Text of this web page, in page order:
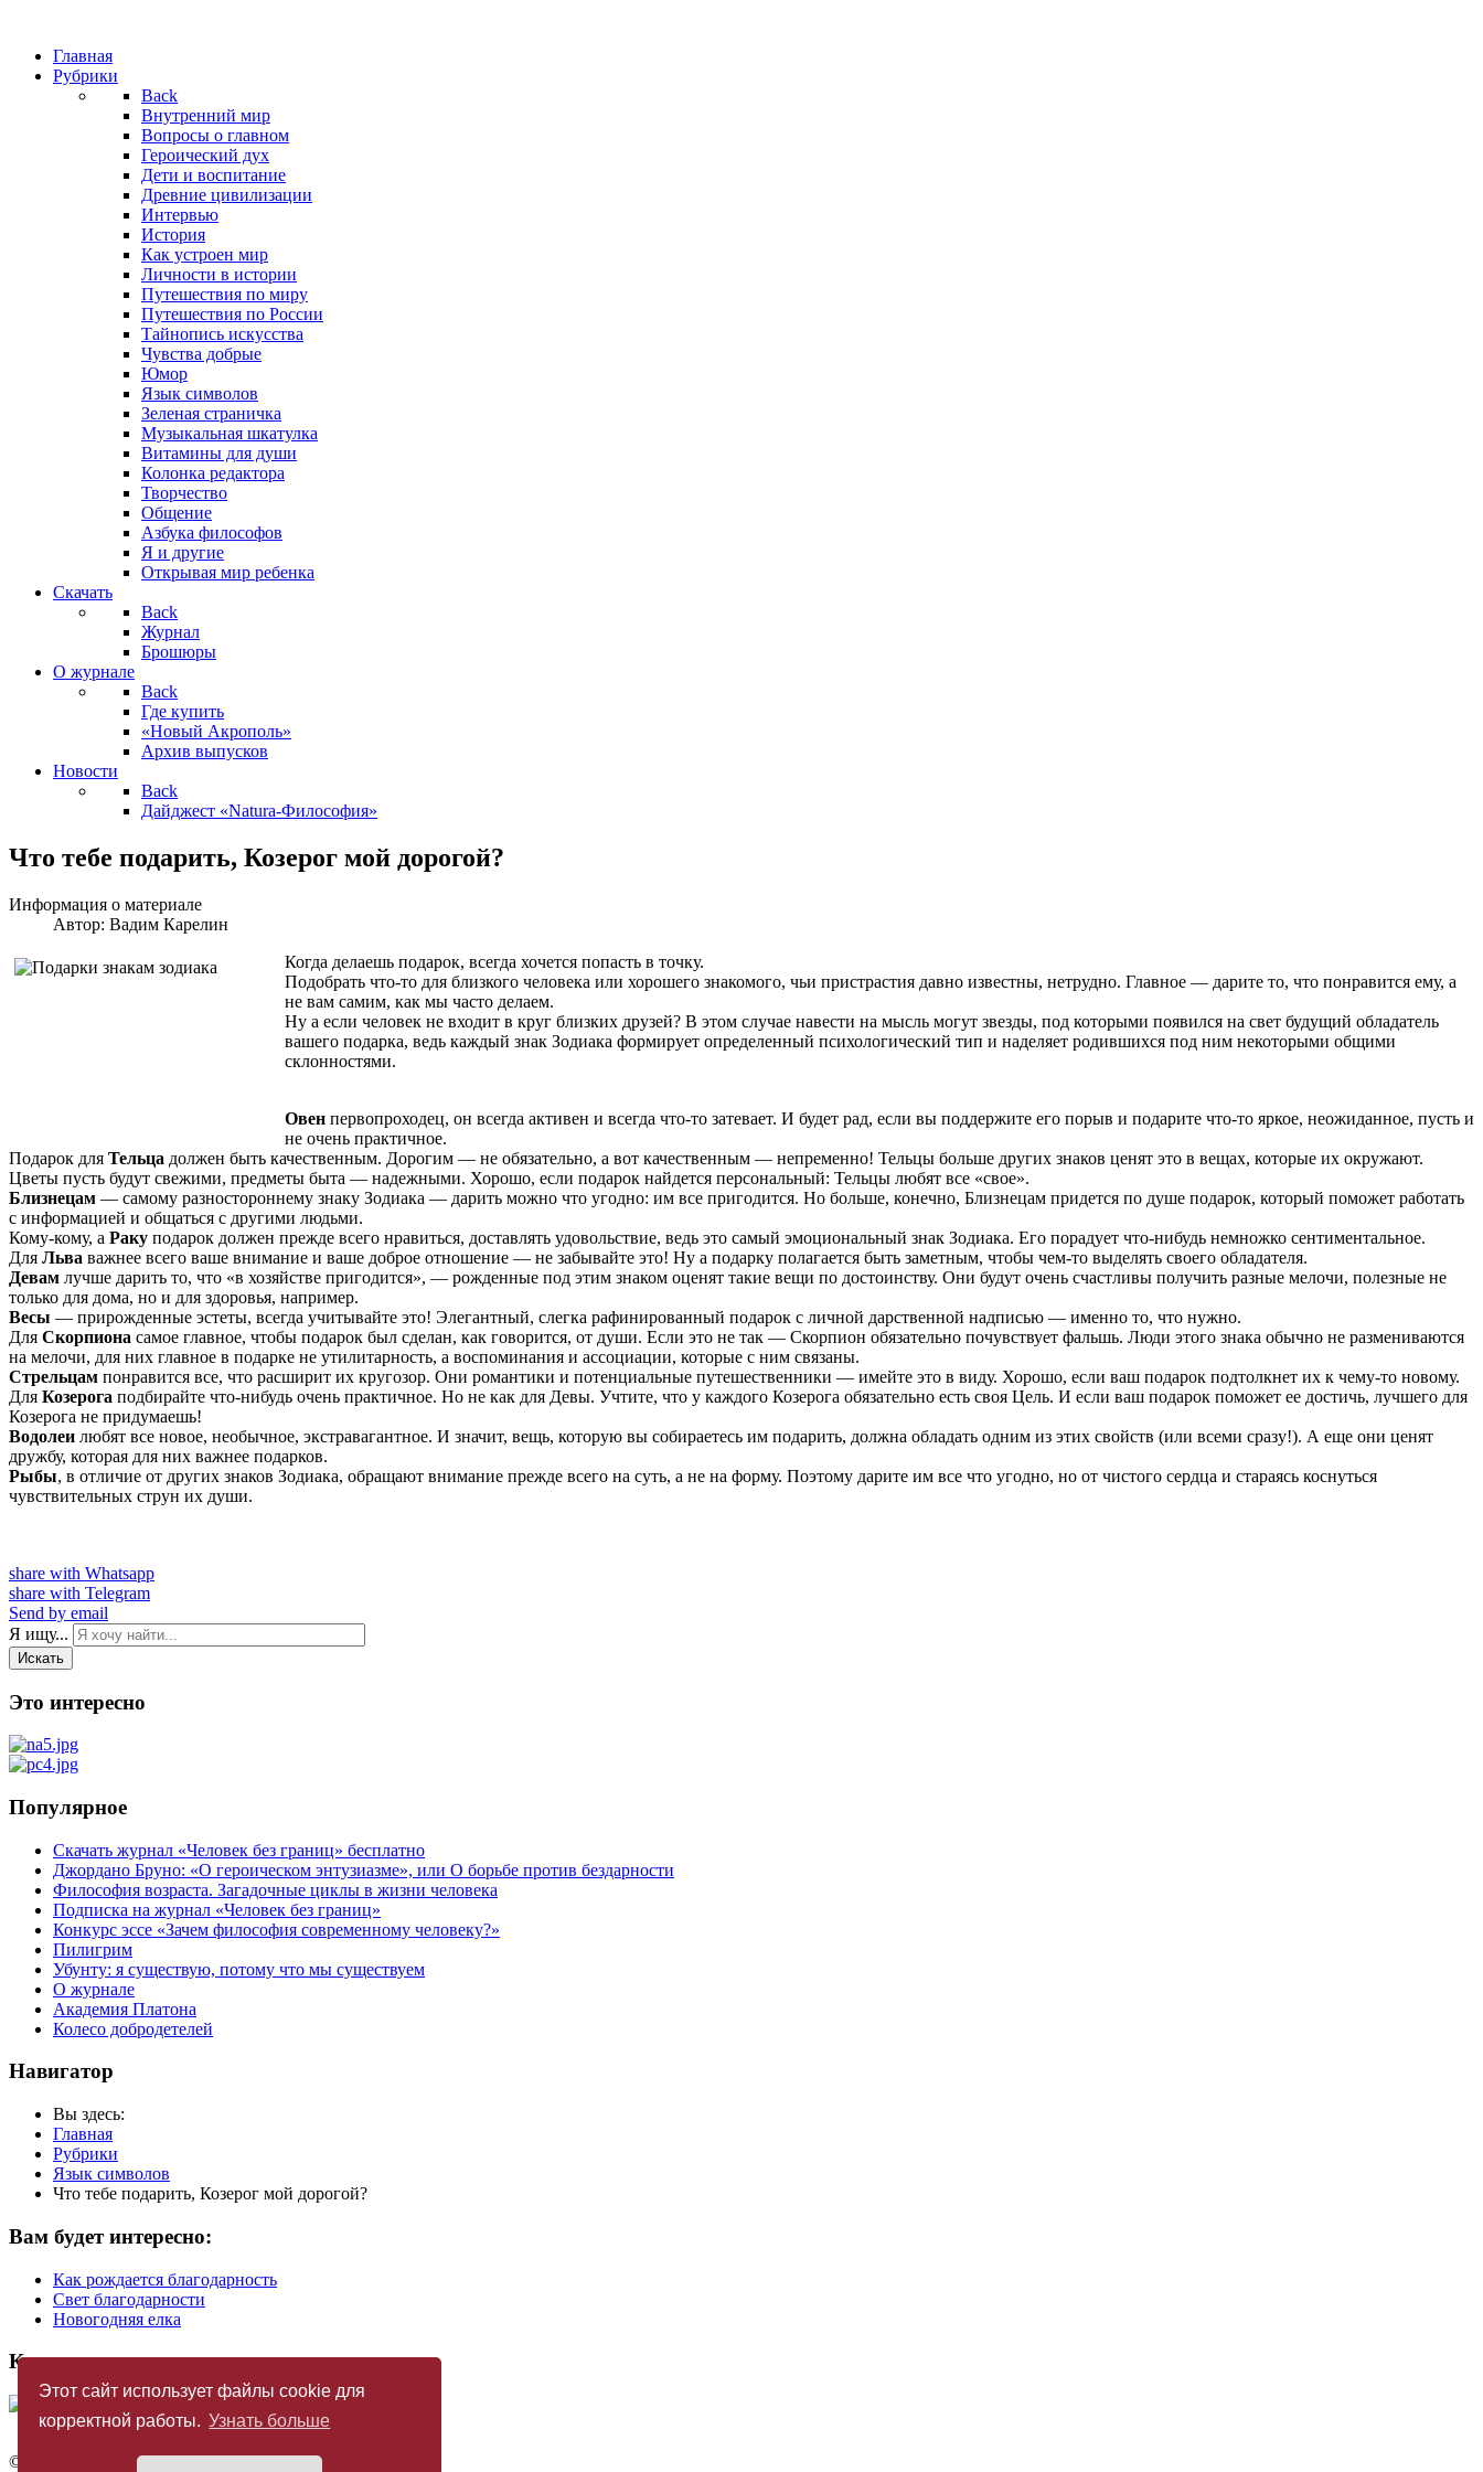
Этот сайт использует файлы cookie для
корректной работы. Узнать больше
Главная
Рубрики
Back
Внутренний мир
Вопросы о главном
Героический дух
Дети и воспитание
Древние цивилизации
Интервью
История
Как устроен мир
Личности в истории
Путешествия по миру
Путешествия по России
Тайнопись искусства
Чувства добрые
Юмор
Язык символов
Зеленая страничка
Музыкальная шкатулка
Витамины для души
Колонка редактора
Творчество
Общение
Азбука философов
Я и другие
Открывая мир ребенка
Скачать
Back
Журнал
Брошюры
О журнале
Back
Где купить
«Новый Акрополь»
Архив выпусков
Новости
Back
Дайджест «Natura-Философия»
Что тебе подарить, Козерог мой дорогой?
Информация о материале
Автор: Вадим Карелин
Когда делаешь подарок, всегда хочется попасть в точку.
Подобрать что-то для близкого человека или хорошего знакомого, чьи пристрастия давно известны, нетрудно. Главное — дарите то, что понравится ему, а
не вам самим, как мы часто делаем.
Ну а если человек не входит в круг близких друзей? В этом случае навести на мысль могут звезды, под которыми появился на свет будущий обладатель
вашего подарка, ведь каждый знак Зодиака формирует определенный психологический тип и наделяет родившихся под ним некоторыми общими
склонностями.
Овен первопроходец, он всегда активен и всегда что-то затевает. И будет рад, если вы поддержите его порыв и подарите что-то яркое, неожиданное, пусть и
не очень практичное.
Подарок для Тельца должен быть качественным. Дорогим — не обязательно, а вот качественным — непременно! Тельцы больше других знаков ценят это в вещах, которые их окружают.
Цветы пусть будут свежими, предметы быта — надежными. Хорошо, если подарок найдется персональный: Тельцы любят все «свое».
Близнецам — самому разностороннему знаку Зодиака — дарить можно что угодно: им все пригодится. Но больше, конечно, Близнецам придется по душе подарок, который поможет работать
с информацией и общаться с другими людьми.
Кому-кому, а Раку подарок должен прежде всего нравиться, доставлять удовольствие, ведь это самый эмоциональный знак Зодиака. Его порадует что-нибудь немножко сентиментальное.
Для Льва важнее всего ваше внимание и ваше доброе отношение — не забывайте это! Ну а подарку полагается быть заметным, чтобы чем-то выделять своего обладателя.
Девам лучше дарить то, что «в хозяйстве пригодится», — рожденные под этим знаком оценят такие вещи по достоинству. Они будут очень счастливы получить разные мелочи, полезные не
только для дома, но и для здоровья, например.
Весы — прирожденные эстеты, всегда учитывайте это! Элегантный, слегка рафинированный подарок с личной дарственной надписью — именно то, что нужно.
Для Скорпиона самое главное, чтобы подарок был сделан, как говорится, от души. Если это не так — Скорпион обязательно почувствует фальшь. Люди этого знака обычно не размениваются
на мелочи, для них главное в подарке не утилитарность, а воспоминания и ассоциации, которые с ним связаны.
Стрельцам понравится все, что расширит их кругозор. Они романтики и потенциальные путешественники — имейте это в виду. Хорошо, если ваш подарок подтолкнет их к чему-то новому.
Для Козерога подбирайте что-нибудь очень практичное. Но не как для Девы. Учтите, что у каждого Козерога обязательно есть своя Цель. И если ваш подарок поможет ее достичь, лучшего для
Козерога не придумаешь!
Водолеи любят все новое, необычное, экстравагантное. И значит, вещь, которую вы собираетесь им подарить, должна обладать одним из этих свойств (или всеми сразу!). А еще они ценят
дружбу, которая для них важнее подарков.
Рыбы, в отличие от других знаков Зодиака, обращают внимание прежде всего на суть, а не на форму. Поэтому дарите им все что угодно, но от чистого сердца и стараясь коснуться
чувствительных струн их души.
share with Whatsapp
share with Telegram
Send by email
Я ищу...
Искать
Это интересно
Популярное
Скачать журнал «Человек без границ» бесплатно
Джордано Бруно: «О героическом энтузиазме», или О борьбе против бездарности
Философия возраста. Загадочные циклы в жизни человека
Подписка на журнал «Человек без границ»
Конкурс эссе «Зачем философия современному человеку?»
Пилигрим
Убунту: я существую, потому что мы существуем
О журнале
Академия Платона
Колесо добродетелей
Навигатор
Вы здесь:
Главная
Рубрики
Язык символов
Что тебе подарить, Козерог мой дорогой?
Вам будет интересно:
Как рождается благодарность
Свет благодарности
Новогодняя елка
Купить журнал
© Издательство «Новый Акрополь»2005 — 2026